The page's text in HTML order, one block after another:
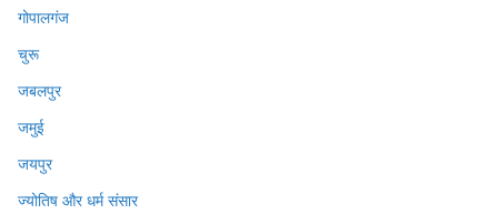
गोपालगंज
चुरू
जबलपुर
जमुई
जयपुर
ज्योतिष और धर्म संसार